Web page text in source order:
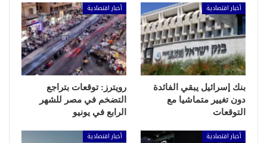
أخبار اقتصادية
بنك إسرائيل يبقي الفائدة
دون تغيير متماشيا مع
التوقعات
أخبار اقتصادية
رويترز: توقعات بتراجع
التضخم في مصر للشهر
الرابع في يونيو
أخبار اقتصادية أخبار اقتصادية